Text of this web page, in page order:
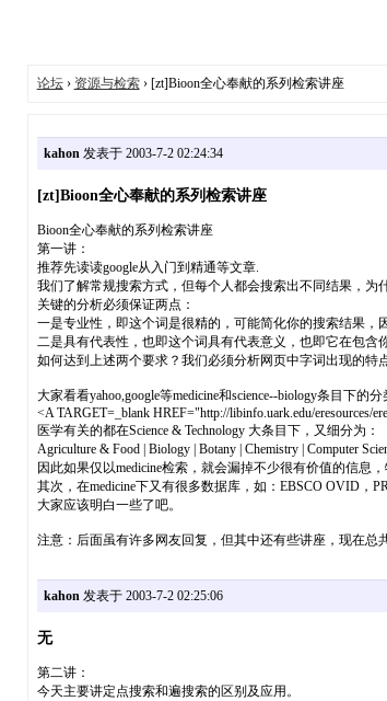
论坛› 资源与检索› [zt]Bioon全心奉献的系列检索讲座
kahon发表于 2003-7-2 02:24:34
[zt]Bioon全心奉献的系列检索讲座
Bioon全心奉献的系列检索讲座
第一讲：
推荐先读读google从入门到精通等文章.
我们了解常规搜索方式，但每个人都会搜索出不同结果，为
关键的分析必须保证两点：
一是专业性，即这个词是很精的，可能简化你的搜索结果，
二是具有代表性，也即这个词具有代表意义，也即它在包含
如何达到上述两个要求？我们必须分析网页中字词出现的特
大家看看yahoo,google等medicine和science--biology条目下的
<A TARGET=_blank HREF="http://libinfo.uark.edu/eresources/
医学有关的都在Science & Technology 大条目下，又细分为：
Agriculture & Food | Biology | Botany | Chemistry | Computer
因此如果仅以medicine检索，就会漏掉不少很有价值的信息，
其次，在medicine下又有很多数据库，如：EBSCO OVID，
大家应该明白一些了吧。
注意：后面虽有许多网友回复，但其中还有些讲座，现在总
kahon发表于 2003-7-2 02:25:06
无
第二讲：
今天主要讲定点搜索和遍搜索的区别及应用。